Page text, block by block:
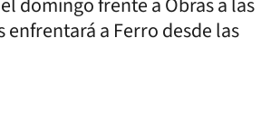
enfrentará a Ferro desde las